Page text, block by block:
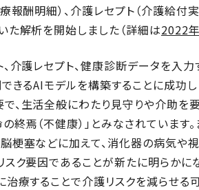
報酬明細）、介護レセプト（介護給
た解析を開始しました（詳細は2022
、介護レセプト、健康診断データを入
できるAIモデルを構築することに成功
、生活全般にわたり見守りや介助を
終焉（不健康）」とみなされていま
梗塞などに加えて、消化器の病気や
ク要因であることが新たに明らかに
治療することで介護リスクを減らせる